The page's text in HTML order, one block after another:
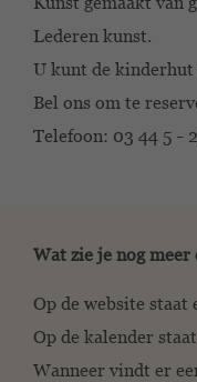
Lederen kunst.
U kunt de kinderhut
Bel ons om te
Telefoon: 03 44 5 –
Wat zie je nog meer
Op de website staat
Op de kalender
Wanneer vindt er